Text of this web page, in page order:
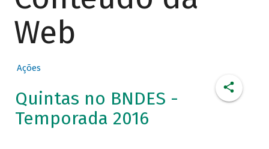
Web
Ações
Quintas no BNDES -
Temporada 2016